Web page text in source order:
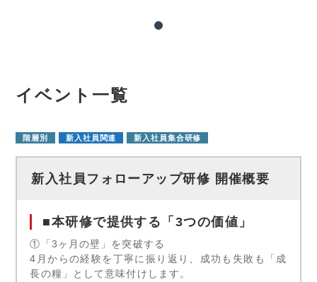
イベント一覧
階層別 新入社員関連 新入社員集合研修
新入社員フォローアップ研修 開催概要
■本研修で提供する「3つの価値」
①「3ヶ月の壁」を突破する
4月からの経験を丁寧に振り返り、成功も失敗も「成
長の糧」として意味付けします。